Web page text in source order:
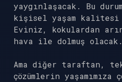
yaygınlaşacak. Bu
kişisel yaşam
Eviniz, kokulardan
hava ile dolmuş olacak.
Ama diğer taraftan,
çözümlerin